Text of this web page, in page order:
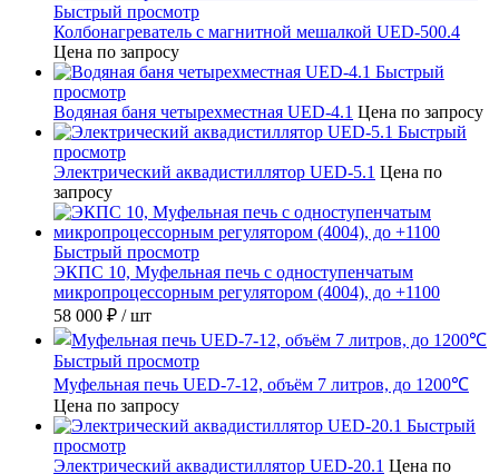
Быстрый просмотр
Колбонагреватель с магнитной мешалкой UED-500.4
Цена по запросу
Быстрый
просмотр
Водяная баня четырехместная UED-4.1 Цена по запросу
Быстрый
просмотр
Электрический аквадистиллятор UED-5.1 Цена по
запросу
Быстрый просмотр
ЭКПС 10, Муфельная печь с одноступенчатым
микропроцессорным регулятором (4004), до +1100
58 000 ₽ / шт
Быстрый просмотр
Муфельная печь UED-7-12, объём 7 литров, до 1200℃
Цена по запросу
Быстрый
просмотр
Электрический аквадистиллятор UED-20.1 Цена по